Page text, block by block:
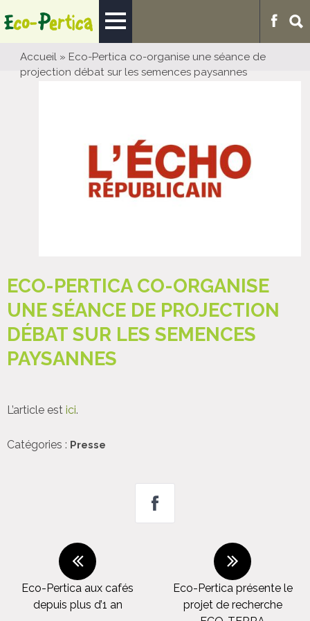
Accueil » Eco-Pertica co-organise une séance de
projection débat sur les semences paysannes
ECO-PERTICA CO-ORGANISE
UNE SÉANCE DE PROJECTION
DÉBAT SUR LES SEMENCES
PAYSANNES
L’article est ici.
Catégories : Presse
Eco-Pertica aux cafés
depuis plus d’1 an
Eco-Pertica présente le
projet de recherche